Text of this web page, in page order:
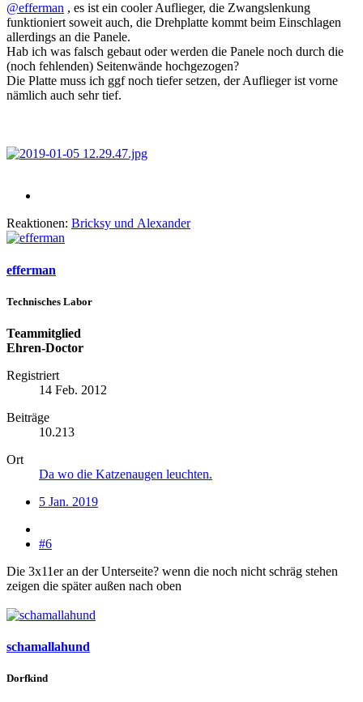
@efferman , es ist ein cooler Auflieger, die Zwangslenkung
funktioniert soweit auch, die Drehplatte kommt beim Einschlagen
allerdings an die Panele.
Hab ich was falsch gebaut oder werden die Panele noch durch die
(noch fehlenden) Seitenwände hochgezogen?
Die Platte muss ich ggf noch tiefer setzen, der Auflieger ist vorne
nämlich auch sehr tief.
Reaktionen: Bricksy und Alexander
efferman
Technisches Labor
Teammitglied
Ehren-Doctor
Registriert
14 Feb. 2012
Beiträge
10.213
Ort
Da wo die Katzenaugen leuchten.
5 Jan. 2019
#6
Die 3x11er an der Unterseite? wenn die noch nicht schräg stehen
zeigen die später außen nach oben
schamallahund
Dorfkind